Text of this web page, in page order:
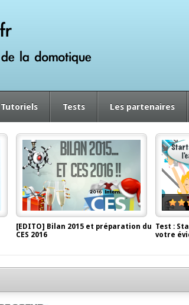
Tutoriels Tests Les partenaires
[EDITO] Bilan 2015 et préparation du
CES 2016
Test :
votre